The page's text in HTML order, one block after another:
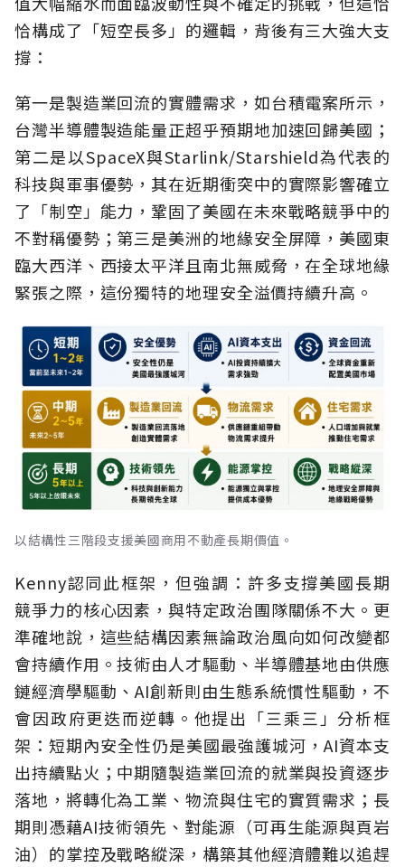
恰構成了「短空長多」的邏輯，背後有三大強大支
撐：
第一是製造業回流的實體需求，如台積電案所示，
台灣半導體製造能量正超乎預期地加速回歸美國；
第二是以SpaceX與Starlink/Starshield為代表的
科技與軍事優勢，其在近期衝突中的實際影響確立
了「制空」能力，鞏固了美國在未來戰略競爭中的
不對稱優勢；第三是美洲的地緣安全屏障，美國東
臨大西洋、西接太平洋且南北無威脅，在全球地緣
緊張之際，這份獨特的地理安全溢價持續升高。
以結構性三階段支援美國商用不動產長期價值。
Kenny認同此框架，但強調：許多支撐美國長期
競爭力的核心因素，與特定政治團隊關係不大。更
準確地說，這些結構因素無論政治風向如何改變都
會持續作用。技術由人才驅動、半導體基地由供應
鏈經濟學驅動、AI創新則由生態系統慣性驅動，不
會因政府更迭而逆轉。他提出「三乘三」分析框
架：短期內安全性仍是美國最強護城河，AI資本支
出持續點火；中期隨製造業回流的就業與投資逐步
落地，將轉化為工業、物流與住宅的實質需求；長
期則憑藉AI技術領先、對能源（可再生能源與頁岩
油）的掌控及戰略縱深，構築其他經濟體難以追趕